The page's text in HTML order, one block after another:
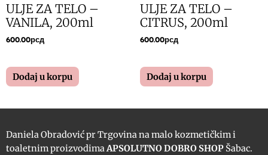
ULJE ZA TELO –
VANILA, 200ml
600.00рсд
Dodaj u korpu
ULJE ZA TELO –
CITRUS, 200ml
600.00рсд
Dodaj u korpu
Daniela Obradović pr Trgovina na malo kozmetičkim i
toaletnim proizvodimaAPSOLUTNO DOBRO SHOP Šabac.